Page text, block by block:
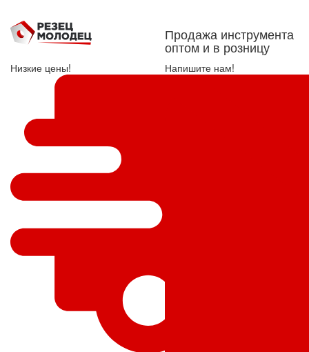
Продажа инструмента
оптом и в розницу
Низкие цены! Напишите нам!